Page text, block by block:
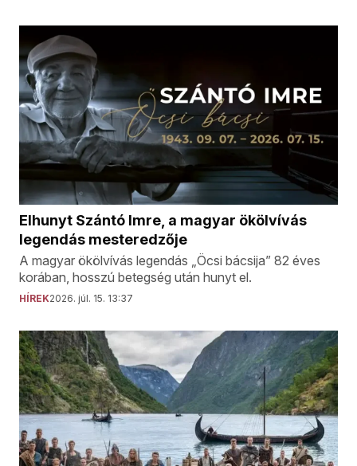
Elhunyt Szántó Imre, a magyar ökölvívás
legendás mesteredzője
A magyar ökölvívás legendás „Öcsi bácsija” 82 éves
korában, hosszú betegség után hunyt el.
HÍREK2026. júl. 15. 13:37